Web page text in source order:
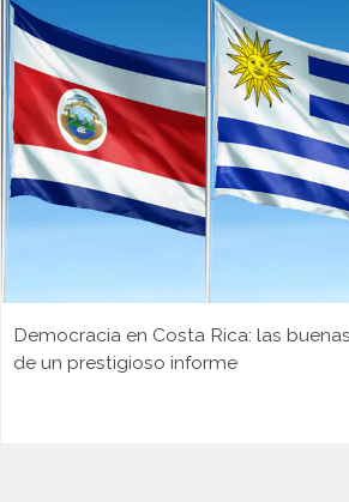
Democracia en Costa Rica: las
de un prestigioso informe